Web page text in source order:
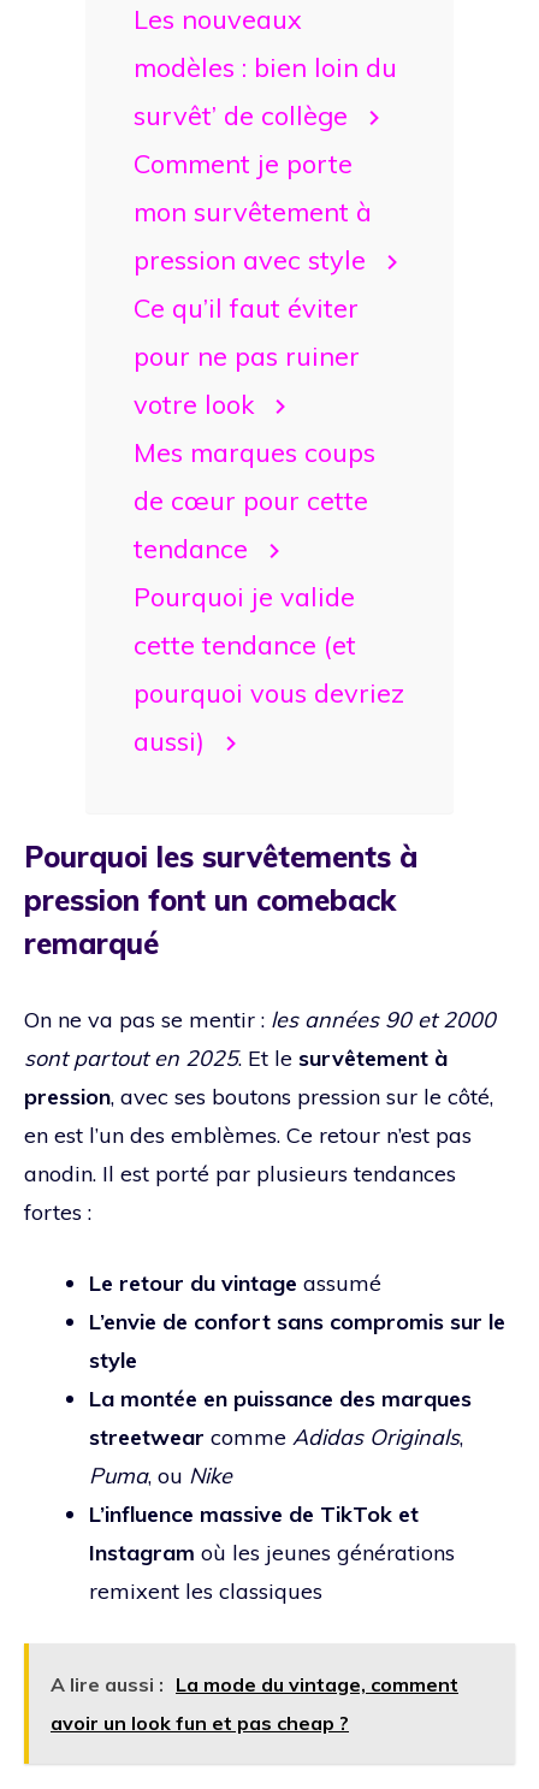
Les nouveaux
modèles : bien loin du
survêt’ de collège
Comment je porte
mon survêtement à
pression avec style
Ce qu’il faut éviter
pour ne pas ruiner
votre look
Mes marques coups
de cœur pour cette
tendance
Pourquoi je valide
cette tendance (et
pourquoi vous devriez
aussi)
Pourquoi les survêtements à
pression font un comeback
remarqué
On ne va pas se mentir : les années 90 et 2000
sont partout en 2025. Et le survêtement à
pression, avec ses boutons pression sur le côté,
en est l’un des emblèmes. Ce retour n’est pas
anodin. Il est porté par plusieurs tendances
fortes :
Le retour du vintage assumé
L’envie de confort sans compromis sur le
style
La montée en puissance des marques
streetwear comme Adidas Originals,
Puma, ou Nike
L’influence massive de TikTok et
Instagram où les jeunes générations
remixent les classiques
A lire aussi : La mode du vintage, comment
avoir un look fun et pas cheap ?